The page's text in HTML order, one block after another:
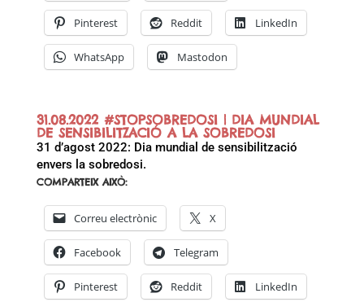
Pinterest Reddit LinkedIn
WhatsApp Mastodon
31.08.2022 #STOPSOBREDOSI | DIA MUNDIAL
DE SENSIBILITZACIÓ A LA SOBREDOSI
31 d’agost 2022: Dia mundial de sensibilització
envers la sobredosi.
COMPARTEIX AIXÒ:
Correu electrònic X
Facebook Telegram
Pinterest Reddit LinkedIn